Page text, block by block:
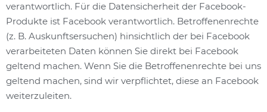
verantwortlich. Für die Datensicherheit der Facebook-
Produkte ist Facebook verantwortlich. Betroffenenrechte
(z. B. Auskunftsersuchen) hinsichtlich der bei Facebook
verarbeiteten Daten können Sie direkt bei Facebook
geltend machen. Wenn Sie die Betroffenenrechte bei uns
geltend machen, sind wir verpflichtet, diese an Facebook
weiterzuleiten.